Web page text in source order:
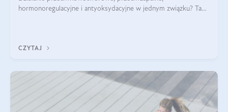
hormonoregulacyjne i antyoksydacyjne w jednym związku? Tak
CZYTAJ